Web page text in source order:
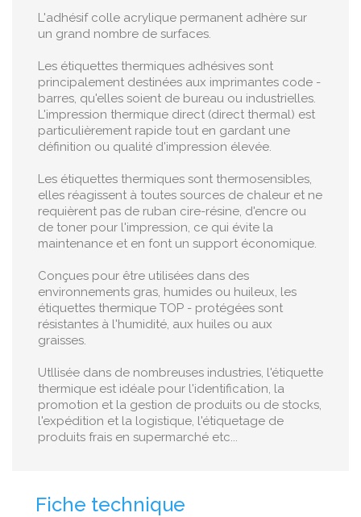
L'adhésif colle acrylique permanent adhère sur
un grand nombre de surfaces.
Les étiquettes thermiques adhésives sont
principalement destinées aux imprimantes code -
barres, qu'elles soient de bureau ou industrielles.
L'impression thermique direct (direct thermal) est
particulièrement rapide tout en gardant une
définition ou qualité d'impression élevée.
Les étiquettes thermiques sont thermosensibles,
elles réagissent à toutes sources de chaleur et ne
requièrent pas de ruban cire-résine, d'encre ou
de toner pour l'impression, ce qui évite la
maintenance et en font un support économique.
Conçues pour être utilisées dans des
environnements gras, humides ou huileux, les
étiquettes thermique TOP - protégées sont
résistantes à l'humidité, aux huiles ou aux
graisses.
Utllisée dans de nombreuses industries, l'étiquette
thermique est idéale pour l'identification, la
promotion et la gestion de produits ou de stocks,
l'expédition et la logistique, l'étiquetage de
produits frais en supermarché etc...
Fiche technique